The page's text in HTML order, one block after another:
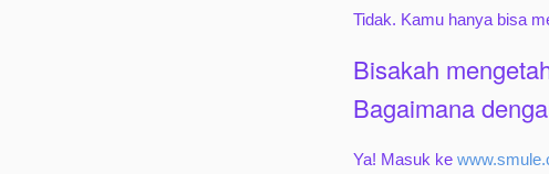
Tidak. Kamu hanya bisa
Bisakah
Bagaimana
Ya! Masuk ke